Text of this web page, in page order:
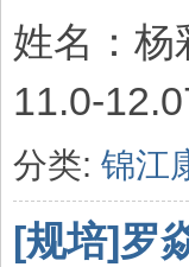
姓名：杨
11.0-
分类: 锦江
[规培]罗